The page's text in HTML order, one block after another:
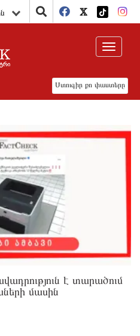
Ստուգիր քո փաստերը
Toggle
է տարածում
մասին